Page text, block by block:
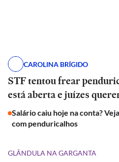
CAROLINA BRÍGIDO
STF tentou frear
está aberta e juízes
Salário caiu hoje na conta?
com penduricalhos
GLÂNDULA NA GARGANTA